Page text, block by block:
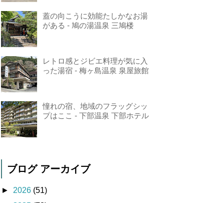
蓋の向こうに効能たしかなお湯
がある - 鳩の湯温泉 三鳩楼
レトロ感とジビエ料理が気に入
った湯宿 - 梅ヶ島温泉 泉屋旅館
憧れの宿、地域のフラッグシッ
プはここ - 下部温泉 下部ホテル
ブログ アーカイブ
► 2026 (51)